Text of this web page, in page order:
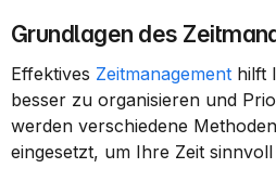
Grundlagen des
Effektives Zeitmanagement hilft
besser zu organisieren und
werden verschiedene
eingesetzt, um Ihre Zeit